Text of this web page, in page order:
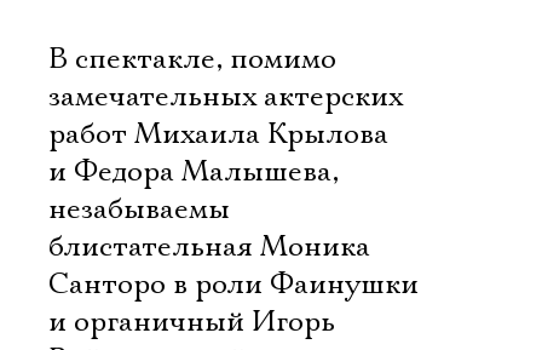
В спектакле, помимо
замечательных актерских
работ Михаила Крылова
и Федора Малышева,
незабываемы
блистательная Моника
Санторо в роли Фаинушки
и органичный Игорь